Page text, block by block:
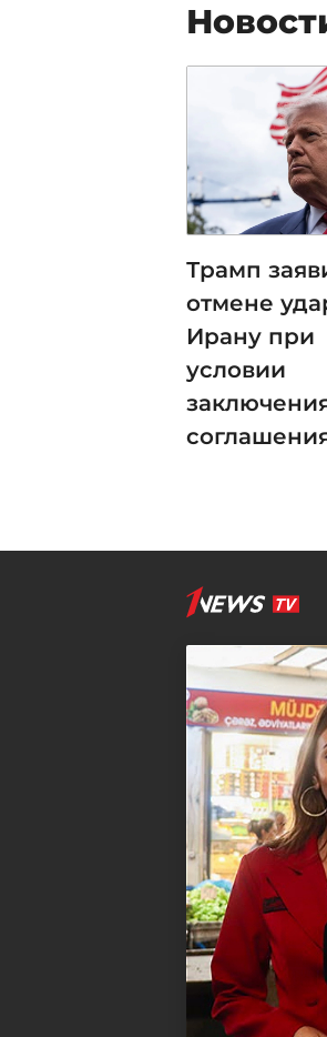
Трамп
отмене
Ирану при
условии